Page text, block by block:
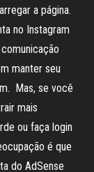
a página.
no Instagram
manter seu
Mas, se você
mais
ou faça login
é que
do AdSense